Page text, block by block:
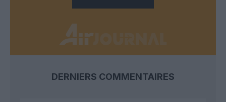
DERNIERS COMMENTAIRES